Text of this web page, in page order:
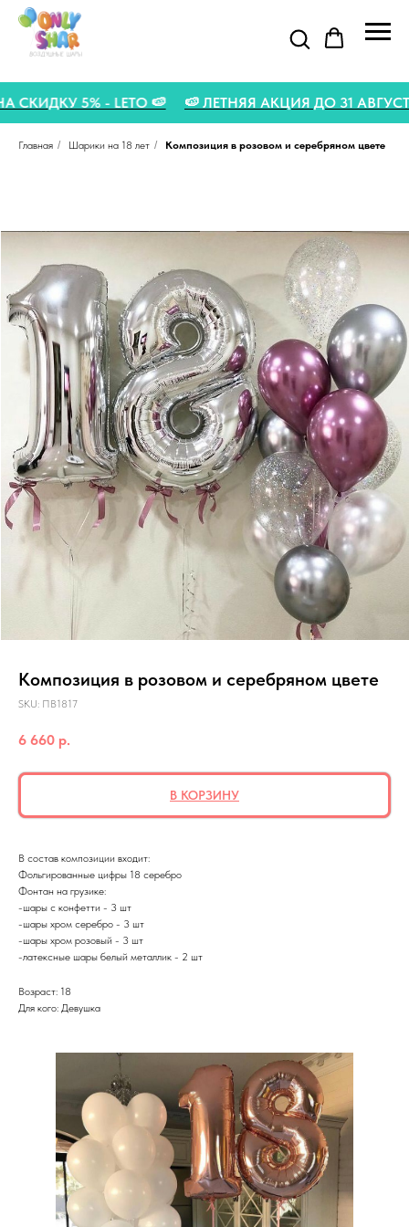
НА СКИДКУ 5% - LETO 🍉 🍉 ЛЕТНЯЯ АКЦИЯ ДО 31
Главная / Шарики на 18 лет / Композиция в розовом и серебряном цвете
Композиция в розовом и серебряном цвете
SKU: ПВ1817
6 660 р.
В КОРЗИНУ
В состав композиции входит:
Фольгированные цифры 18 серебро
Фонтан на грузике:
-шары с конфетти - 3 шт
-шары хром серебро - 3 шт
-шары хром розовый - 3 шт
-латексные шары белый металлик - 2 шт
Возраст: 18
Для кого: Девушка